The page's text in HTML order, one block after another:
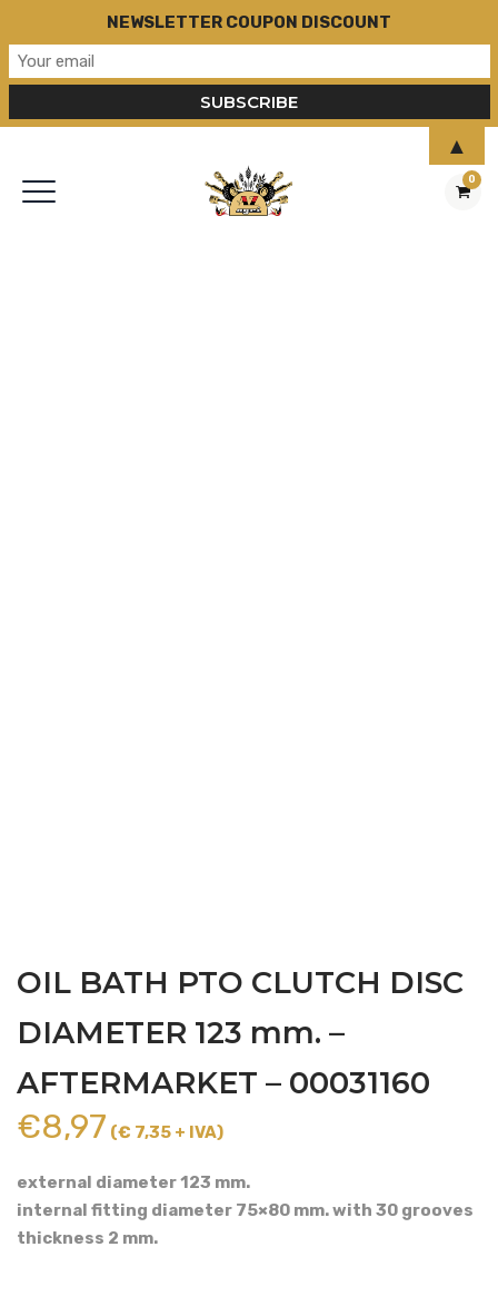
0
OIL BATH PTO CLUTCH DISC
DIAMETER 123 mm. –
AFTERMARKET – 00031160
€8,97 (€ 7,35 + IVA)
external diameter 123 mm.
internal fitting diameter 75×80 mm. with 30 grooves
thickness 2 mm.
NEWSLETTER COUPON DISCOUNT
▲